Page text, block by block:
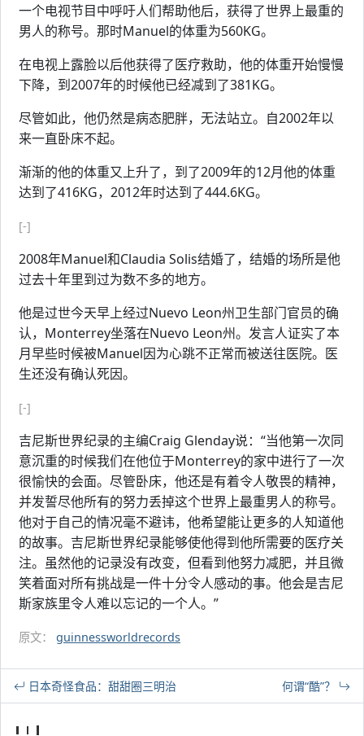
一个电视节目中呼吁人们帮助他后，获得了世界上最重的
男人的称号。那时Manuel的体重为560KG。
在电视上露脸以后他获得了医疗救助，他的体重开始慢慢
下降，到2007年的时候他已经减到了381KG。
尽管如此，他仍然是病态肥胖，无法站立。自2002年以
来一直卧床不起。
渐渐的他的体重又上升了，到了2009年的12月他的体重
达到了416KG，2012年时达到了444.6KG。
[-]
2008年Manuel和Claudia Solis结婚了，结婚的场所是他
过去十年里到过为数不多的地方。
他是过世今天早上经过Nuevo Leon州卫生部门官员的确
认，Monterrey坐落在Nuevo Leon州。发言人证实了本
月早些时候被Manuel因为心跳不正常而被送往医院。医
生还没有确认死因。
[-]
吉尼斯世界纪录的主编Craig Glenday说：“当他第一次同
意沉重的时候我们在他位于Monterrey的家中进行了一次
很愉快的会面。尽管卧床，他还是有着令人敬畏的精神，
并发誓尽他所有的努力丢掉这个世界上最重男人的称号。
他对于自己的情况毫不避讳，他希望能让更多的人知道他
的故事。吉尼斯世界纪录能够使他得到他所需要的医疗关
注。虽然他的记录没有改变，但看到他努力减肥，并且微
笑着面对所有挑战是一件十分令人感动的事。他会是吉尼
斯家族里令人难以忘记的一个人。”
原文： guinnessworldrecords
日本奇怪食品：甜甜圈三明治 何谓“酷”？